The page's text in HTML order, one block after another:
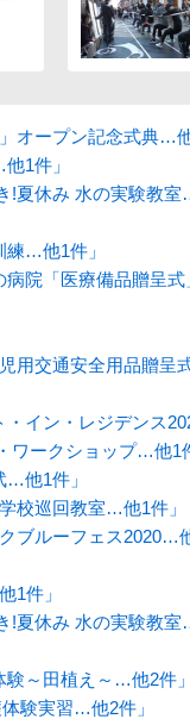
オープン記念式典…
1件」
!夏休み 水の実験教
練…他1件」
病院「医療備品贈呈
用交通安全用品贈呈
イン・レジデンス
ワークショップ…他1
…他1件」
校巡回教室…他1件」
ブルーフェス2020…
1件」
!夏休み 水の実験教
験～田植え～…他2件
験実習…他2件」